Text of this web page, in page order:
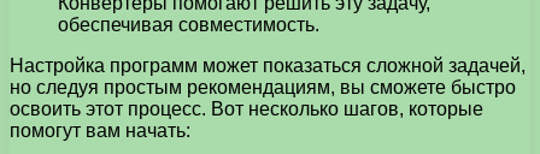
обеспечивая совместимость.
Настройка программ может показаться сложной задачей,
но следуя простым рекомендациям, вы сможете быстро
освоить этот процесс. Вот несколько шагов, которые
помогут вам начать: